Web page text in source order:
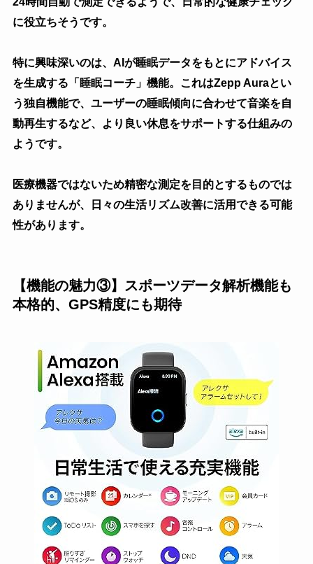
に役立ちそうです。
特に興味深いのは、AIが睡眠データをもとにアドバイス
を生成する「睡眠コーチ」機能。これはZepp Auraとい
う独自機能で、ユーザーの睡眠傾向に合わせて音楽を自
動再生するなど、より良い休息をサポートする仕組みの
ようです。
医療機器ではないため精密な測定を目的とするものでは
ありませんが、日々の生活リズム改善に活用できる可能
性があります。
【機能の魅力③】スポーツデータ解析機能も
本格的、GPS精度にも期待